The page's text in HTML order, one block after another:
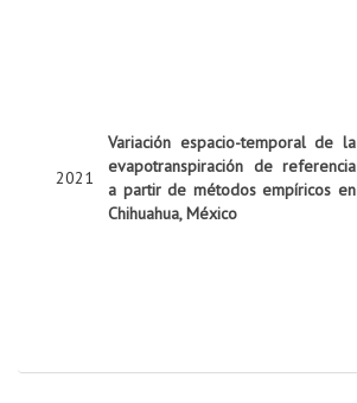
2021
Variación espacio-temporal de la
evapotranspiración de referencia
a partir de métodos empíricos en
Chihuahua, México